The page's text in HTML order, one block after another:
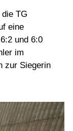
TG
eine
und 6:0
im
zur Siegerin